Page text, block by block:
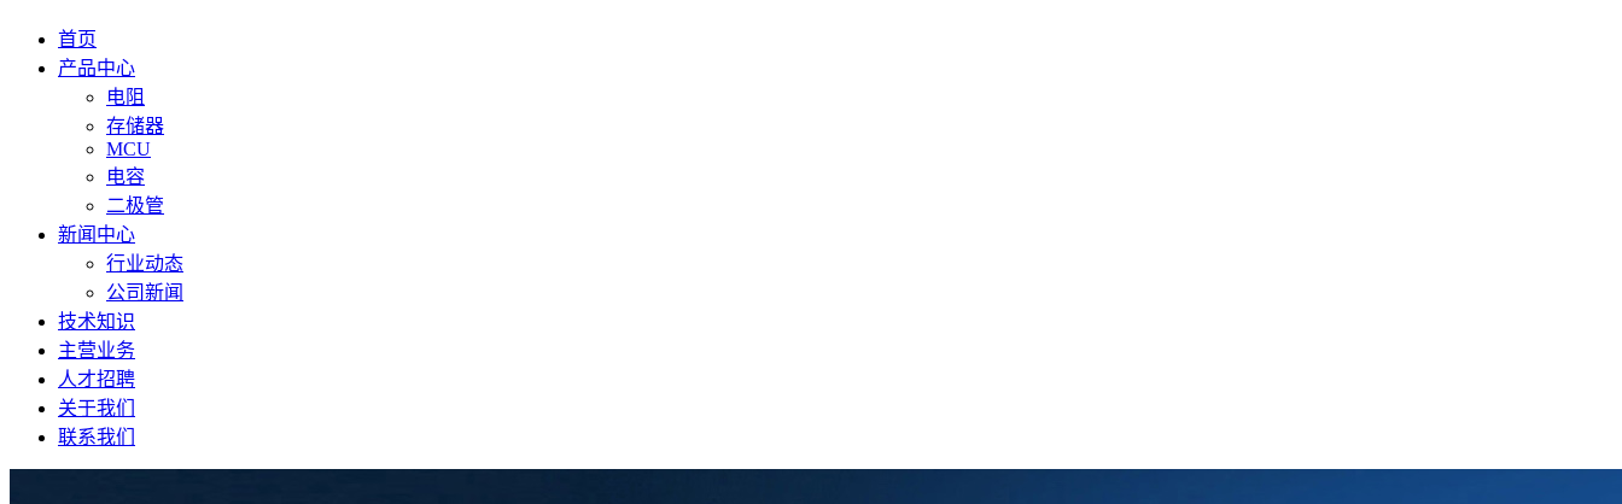
首页
产品中心
电阻
存储器
MCU
电容
二极管
新闻中心
行业动态
公司新闻
技术知识
主营业务
人才招聘
关于我们
联系我们